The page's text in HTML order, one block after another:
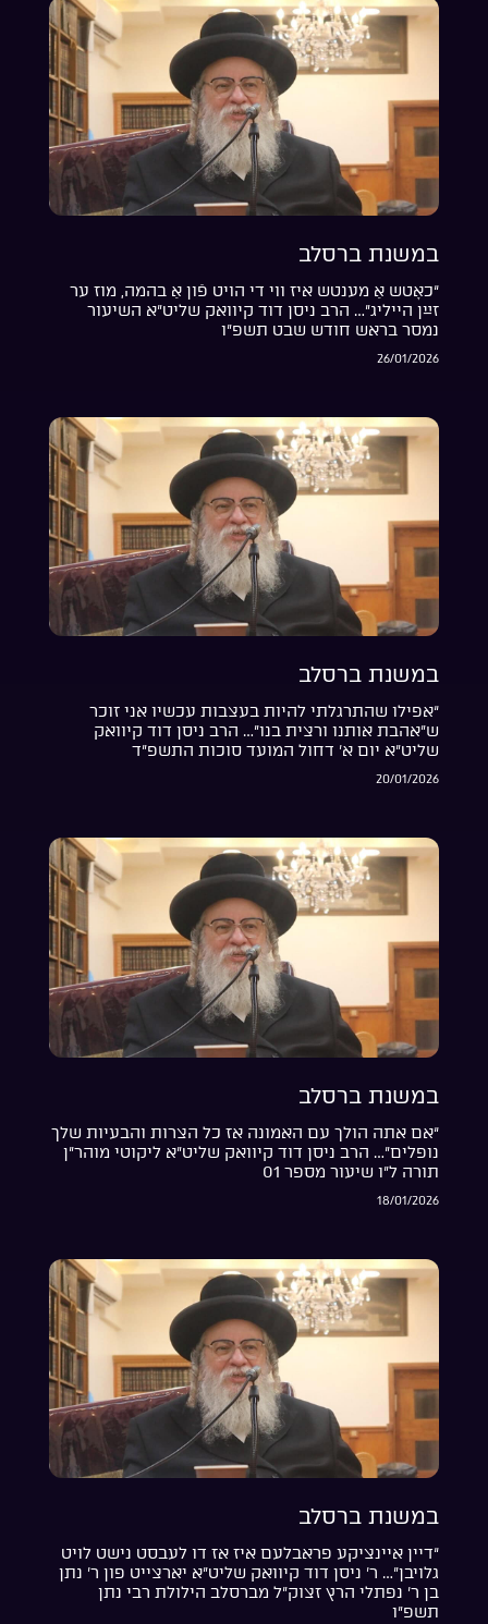
במשנת ברסלב
“כאָטש אַ מענטש איז ווי די הויט פֿון אַ בהמה, מוז ער
זײַן הייליג”… הרב ניסן דוד קיוואק שליט”א השיעור
נמסר בראש חודש שבט תשפ”ו
26/01/2026
במשנת ברסלב
“אפילו שהתרגלתי להיות בעצבות עכשיו אני זוכר
ש”אהבת אותנו ורצית בנו”… הרב ניסן דוד קיוואק
שליט”א יום א’ דחול המועד סוכות התשפ”ד
20/01/2026
במשנת ברסלב
“אם אתה הולך עם האמונה אז כל הצרות והבעיות שלך
נופלים”… הרב ניסן דוד קיוואק שליט”א ליקוטי מוהר”ן
תורה ל”ו שיעור מספר 01
18/01/2026
במשנת ברסלב
“דיין איינציקע פראבלעם איז אז דו לעבסט נישט לויט
גלויבן”… ר’ ניסן דוד קיוואק שליט”א יארצייט פון ר’ נתן
בן ר’ נפתלי הרץ זצוק”ל מברסלב הילולת רבי נתן
תשפ”ו